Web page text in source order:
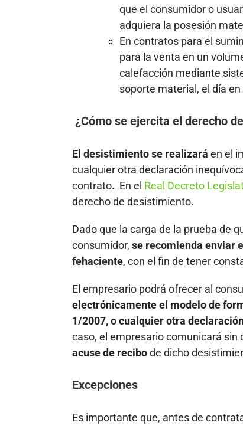
que el consumidor o
adquiera la posesión
En contratos para el
para la venta en un
calefacción mediante
soporte material, el día
¿Cómo se ejercita el derecho
El desistimiento se realizará en el
cualquier otra declaración
contrato. En el Real Decreto
derecho de desistimiento.
Dado que la carga de la prueba de
consumidor, se recomienda enviar
fehaciente, con el fin de tener
El empresario podrá ofrecer al
electrónicamente el modelo de
1/2007, o cualquier otra
caso, el empresario comunicará
acuse de recibode dicho
Excepciones
Es importante que, antes de